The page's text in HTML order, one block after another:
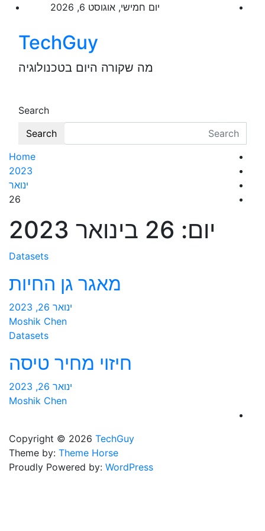
יום חמישי, אוגוסט 6, 2026
TechGuy
מה שקורה היום בטכנולוגיה
Search
Search
Home
2023
ינואר
26
יום: 26 בינואר 2023
Datasets
מאגר גן החיות
ינואר 26, 2023
Moshik Chen
Datasets
חיזוי מחיר טיסה
ינואר 26, 2023
Moshik Chen
Copyright © 2026 TechGuy
Theme by: Theme Horse
Proudly Powered by: WordPress